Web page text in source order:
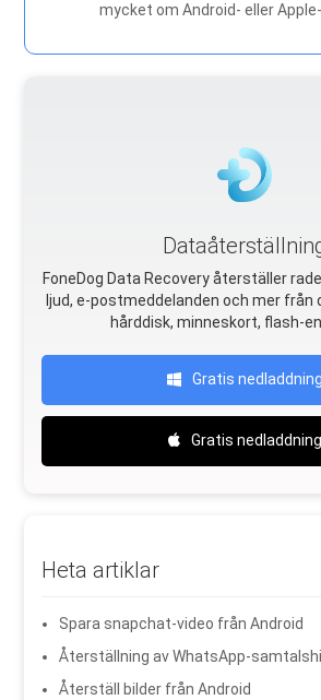
mycket om Android- eller
FoneDog Data Recovery återställer
ljud, e-postmeddelanden och mer från
hårddisk, minneskort, flash-
Gratis nedladdning
Gratis nedladdning
Heta artiklar
Spara snapchat-video från Android
Återställning av WhatsApp-
Återställ bilder från Android